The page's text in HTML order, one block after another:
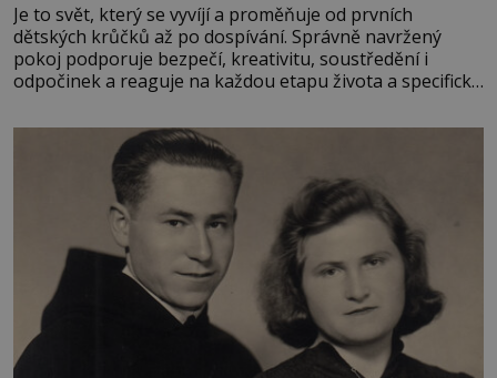
Je to svět, který se vyvíjí a proměňuje od prvních
dětských krůčků až po dospívání. Správně navržený
pokoj podporuje bezpečí, kreativitu, soustředění i
odpočinek a reaguje na každou etapu života a specifické
měkkost a bezpečí, proto by pokoj miminka měl působit
především klidně a útulně. Předškolní věk je